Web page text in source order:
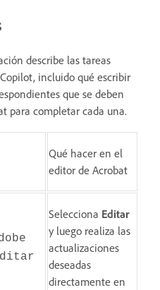
describe las tareas
incluido qué escribir
que se deben
para completar cada una.
Qué hacer en el
editor de Acrobat
Selecciona Editar
y luego realiza las
actualizaciones
deseadas
directamente en